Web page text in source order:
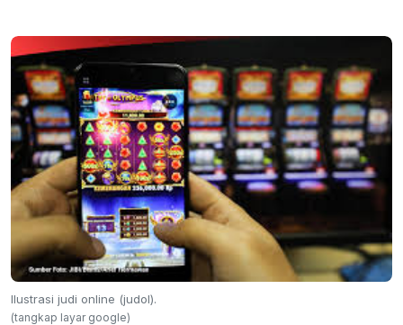
Ilustrasi judi online (judol).
(tangkap layar google)